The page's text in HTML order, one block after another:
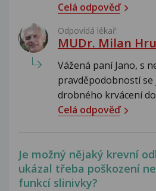
Celá odpověď
Odpovídá lékař:
MUDr. Milan
Vážená paní Jano, s
pravděpodobností se
drobného krvácení
Celá odpověď
Je možný nějaký krevní
ukázal třeba poškození
funkcí slinivky?